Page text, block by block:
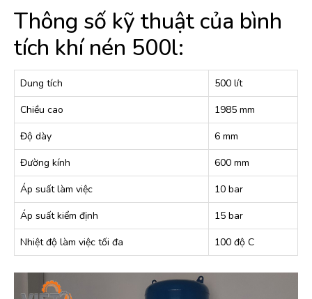
Thông số kỹ thuật của bình
tích khí nén 500l:
Dung tích
500 lít
Chiều cao
1985 mm
Độ dày
6 mm
Đường kính
600 mm
Áp suất làm việc
10 bar
Áp suất kiểm định
15 bar
Nhiệt độ làm việc tối đa
100 độ C